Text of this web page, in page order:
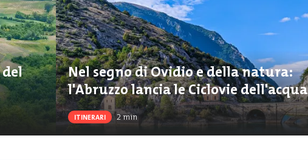
del
Nel segno di Ovidio e della natura:
l'Abruzzo lancia le Ciclovie dell'acqua
ITINERARI 2min